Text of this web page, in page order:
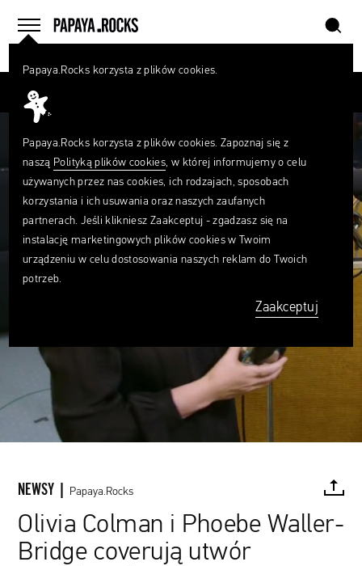
menu
home szukaj
NEWSY | Papaya.Rocks
Olivia Colman i Phoebe Waller-
Bridge coverują utwór
Papaya.Rocks korzysta z plików cookies.
Papaya.Rocks korzysta z plików cookies. Zapoznaj się z
naszą Polityką plików cookies, w której informujemy o celu
używanych przez nas cookies, ich rodzajach, sposobach
korzystania i ich usuwania oraz naszych zaufanych
partnerach. Jeśli klikniesz Zaakceptuj - zgadzasz się na
instalację marketingowych plików cookies w Twoim
urządzeniu w celu dostosowania naszych reklam do Twoich
potrzeb.
Zaakceptuj
Czego
szukasz?